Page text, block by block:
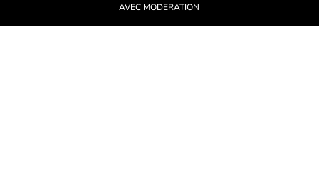
AVEC MODERATION